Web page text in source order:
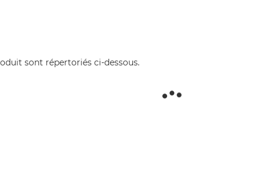
sont répertoriés ci-dessous.